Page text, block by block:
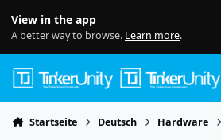
View in the app
A better way to browse. Learn more.
Startseite Deutsch Hardware